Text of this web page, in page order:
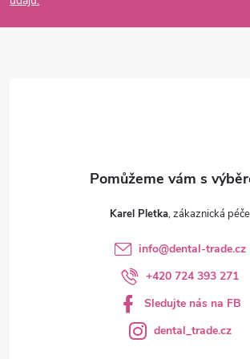
a
Karel Pletka
info@dental-trade.cz
+420 724 393 271
Sledujte nás na FB
dental_trade.cz